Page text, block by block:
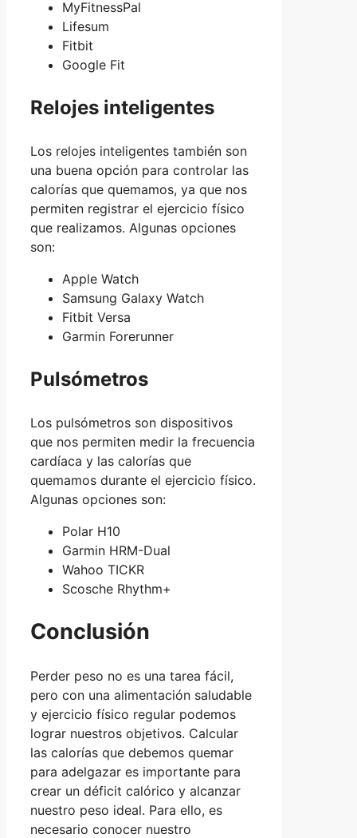
MyFitnessPal
Lifesum
Fitbit
Google Fit
Relojes inteligentes
Los relojes inteligentes también son
una buena opción para controlar las
calorías que quemamos, ya que nos
permiten registrar el ejercicio físico
que realizamos. Algunas opciones
son:
Apple Watch
Samsung Galaxy Watch
Fitbit Versa
Garmin Forerunner
Pulsómetros
Los pulsómetros son dispositivos
que nos permiten medir la frecuencia
cardíaca y las calorías que
quemamos durante el ejercicio físico.
Algunas opciones son:
Polar H10
Garmin HRM-Dual
Wahoo TICKR
Scosche Rhythm+
Conclusión
Perder peso no es una tarea fácil,
pero con una alimentación saludable
y ejercicio físico regular podemos
lograr nuestros objetivos. Calcular
las calorías que debemos quemar
para adelgazar es importante para
crear un déficit calórico y alcanzar
nuestro peso ideal. Para ello, es
necesario conocer nuestro